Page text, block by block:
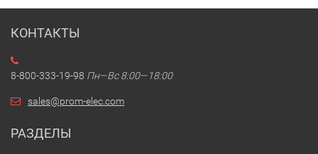
КОНТАКТЫ
8-800-333-19-98 Пн—Вс 8:00—18:00
sales@prom-elec.com
РАЗДЕЛЫ